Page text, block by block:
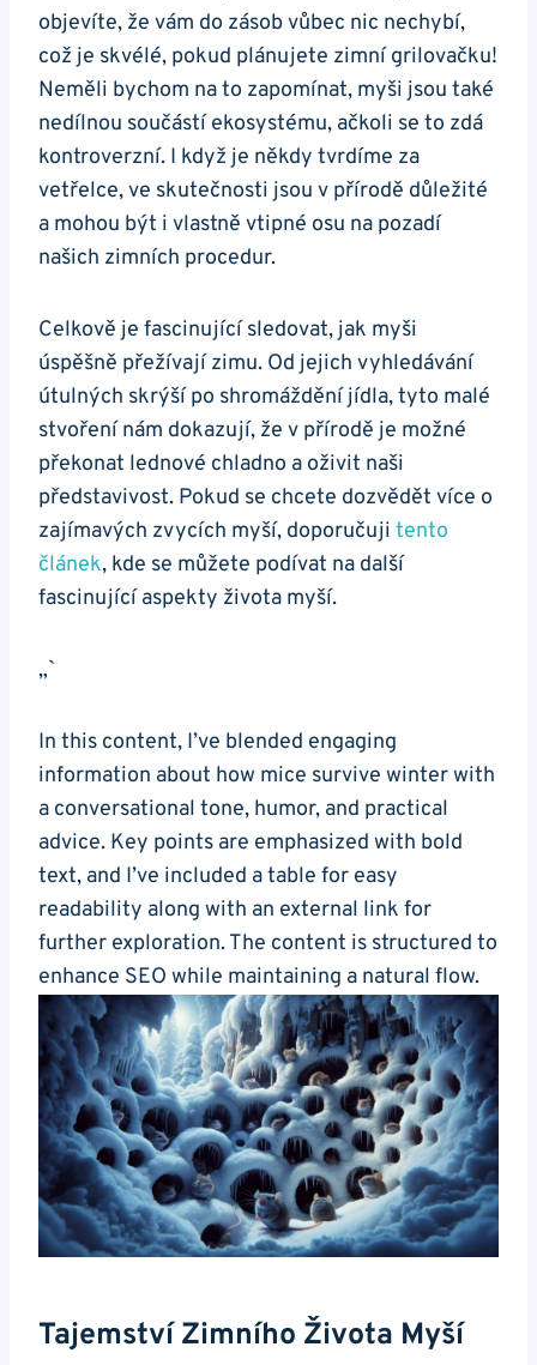
objevíte, že vám do zásob vůbec nic nechybí,
což je skvélé, pokud plánujete zimní grilovačku!
Neměli bychom na to zapomínat, myši jsou také
nedílnou součástí ekosystému, ačkoli se to zdá
kontroverzní. I když je někdy tvrdíme za
vetřelce, ve skutečnosti jsou v přírodě důležité
a mohou být i vlastně vtipné osu na pozadí
našich zimních procedur.
Celkově je fascinující sledovat, jak myši
úspěšně přežívají zimu. Od jejich vyhledávání
útulných skrýší po shromáždění jídla, tyto malé
stvoření nám dokazují, že v přírodě je možné
překonat lednové chladno a oživit naši
představivost. Pokud se chcete dozvědět více o
zajímavých zvycích myší, doporučuji tento
článek, kde se můžete podívat na další
fascinující aspekty života myší.
„`
In this content, I’ve blended engaging
information about how mice survive winter with
a conversational tone, humor, and practical
advice. Key points are emphasized with bold
text, and I’ve included a table for easy
readability along with an external link for
further exploration. The content is structured to
enhance SEO while maintaining a natural flow.
Tajemství Zimního Života Myší